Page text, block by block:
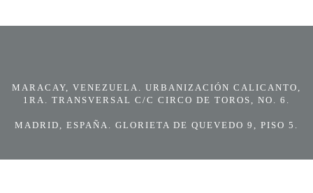
MARACAY, VENEZUELA. URBANIZACIÓN CALICANTO,
1RA. TRANSVERSAL C/C CIRCO DE TOROS, NO. 6.
MADRID, ESPAÑA. GLORIETA DE QUEVEDO 9, PISO 5.